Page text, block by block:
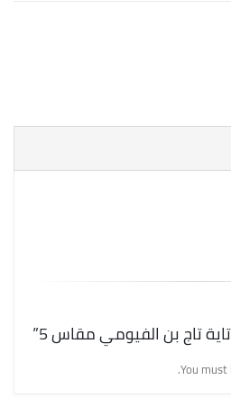
تاج بن الفيومي مقاس 5”
You must